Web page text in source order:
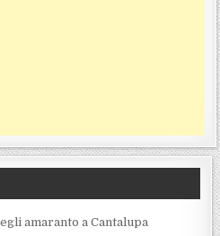
amaranto a Cantalupa